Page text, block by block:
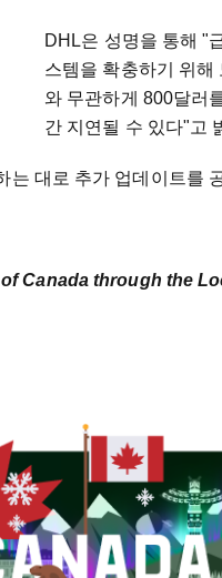
DHL은 성명을 통해 "
스템을 확충하기 위해
와 무관하게 800달러
간 지연될 수 있다"고
대로 추가 업데이트를
Canada through the